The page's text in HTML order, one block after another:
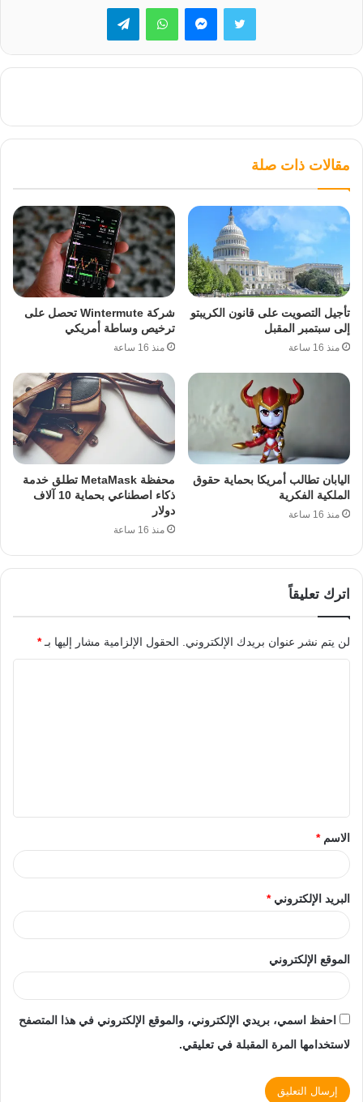
تويتر ماسنجرواتساب تيلقرام
مقالات ذات صلة
تأجيل التصويت على قانون الكريبتو
إلى سبتمبر المقبل
منذ 16 ساعة
شركة Wintermute تحصل على
ترخيص وساطة أمريكي
منذ 16 ساعة
اليابان تطالب أمريكا بحماية حقوق
الملكية الفكرية
منذ 16 ساعة
محفظة MetaMask تطلق خدمة
ذكاء اصطناعي بحماية 10 آلاف
دولار
منذ 16 ساعة
اترك تعليقاً
لن يتم نشر عنوان بريدك الإلكتروني. الحقول الإلزامية مشار إليها بـ*
الاسم*
البريد الإلكتروني*
الموقع الإلكتروني
احفظ اسمي، بريدي الإلكتروني، والموقع الإلكتروني في هذا المتصفح
لاستخدامها المرة المقبلة في تعليقي.